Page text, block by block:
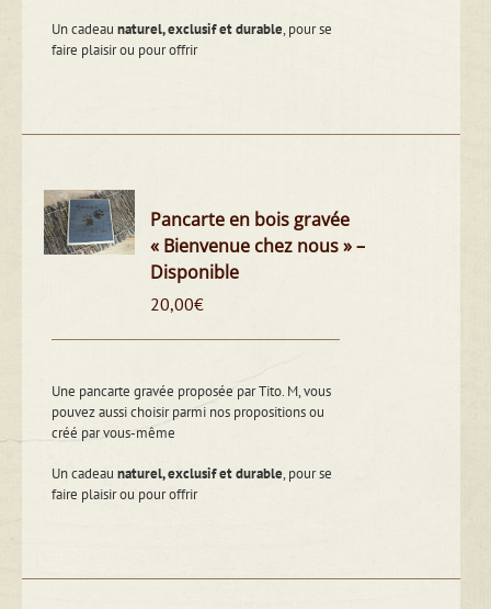
Un cadeaunaturel, exclusif et durable, pour se
faire plaisir ou pour offrir
Pancarte en bois gravée
« Bienvenue chez nous » –
Disponible
20,00€
Une pancarte gravée proposée par Tito. M, vous
pouvez aussi choisir parmi nos propositions ou
créé par vous-même
Un cadeaunaturel, exclusif et durable, pour se
faire plaisir ou pour offrir